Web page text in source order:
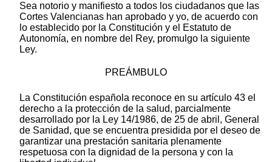
Sea notorio y manifiesto a todos los ciudadanos que las
Cortes Valencianas han aprobado y yo, de acuerdo con
lo establecido por la Constitución y el Estatuto de
Autonomía, en nombre del Rey, promulgo la siguiente
Ley.
PREÁMBULO
La Constitución española reconoce en su artículo 43 el
derecho a la protección de la salud, parcialmente
desarrollado por la Ley 14/1986, de 25 de abril, General
de Sanidad, que se encuentra presidida por el deseo de
garantizar una prestación sanitaria plenamente
respetuosa con la dignidad de la persona y con la